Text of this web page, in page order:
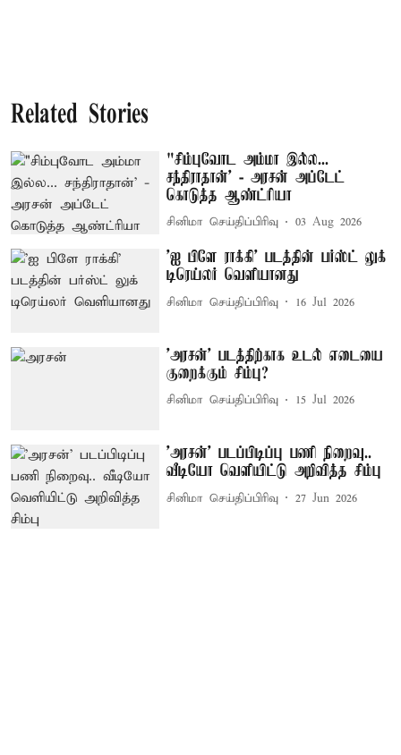
Related Stories
"சிம்புவோட அம்மா இல்ல...
சந்திராதான்' - அரசன் அப்டேட்
கொடுத்த ஆண்ட்ரியா
சினிமா செய்திப்பிரிவு 03 Aug 2026
'ஐ பிளே ராக்கி' படத்தின் பர்ஸ்ட் லுக்
டிரெய்லர் வெளியானது
சினிமா செய்திப்பிரிவு 16 Jul 2026
'அரசன்' படத்திற்காக உடல் எடையை
குறைக்கும் சிம்பு?
சினிமா செய்திப்பிரிவு 15 Jul 2026
'அரசன்' படப்பிடிப்பு பணி நிறைவு..
வீடியோ வெளியிட்டு அறிவித்த சிம்பு
சினிமா செய்திப்பிரிவு 27 Jun 2026